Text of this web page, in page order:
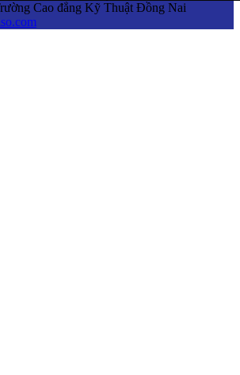
Cao đẳng Kỹ Thuật Đồng Nai